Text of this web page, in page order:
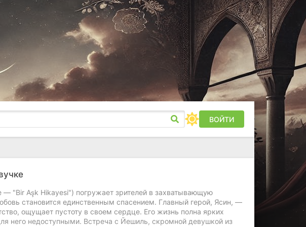
ВОЙТИ
"Bir Aşk Hikayesi") погружает зрителей в захватывающую
становится единственным спасением. Главный герой, Ясин, —
ощущает пустоту в своем сердце. Его жизнь полна ярких
него недоступными. Встреча с Йешиль, скромной девушкой из